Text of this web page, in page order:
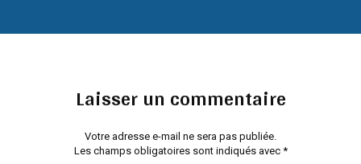
Laisser un commentaire
Votre adresse e-mail ne sera pas publiée.
Les champs obligatoires sont indiqués avec *